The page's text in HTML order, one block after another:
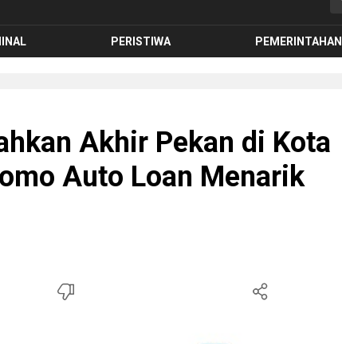
PERISTIWA PEMERINTAHAN
Akhir Pekan di Kota
Auto Loan Menarik